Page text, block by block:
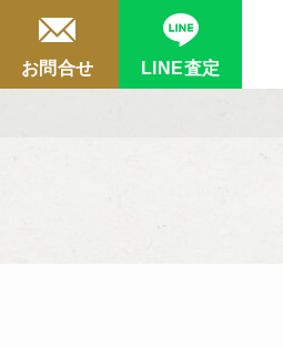
お問合せ LINE査定